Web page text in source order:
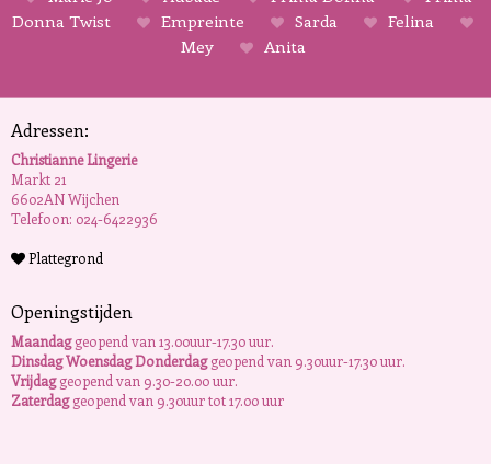
Donna Twist
Empreinte Sarda
Felina
Mey
Anita
Adressen:
Christianne Lingerie
Markt 21
6602AN Wijchen
Telefoon: 024-6422936
Plattegrond
Openingstijden
Maandaggeopend van 13.00uur-17.30 uur.
Dinsdag Woensdag Donderdaggeopend van 9.30uur-17.30 uur.
Vrijdaggeopend van 9.30-20.00 uur.
Zaterdaggeopend van 9.30uur tot 17.00 uur